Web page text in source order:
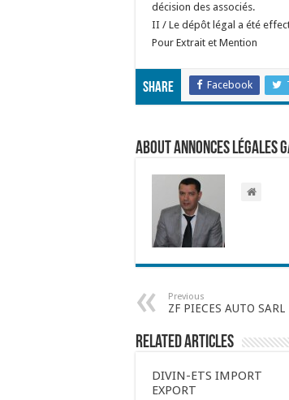
décision des associés.
II / Le dépôt légal a été
Pour Extrait et Mention
Share Facebook
About Annonces légales
Previous
ZF PIECES AUTO SARL
Related Articles
DIVIN-ETS IMPORT
EXPORT